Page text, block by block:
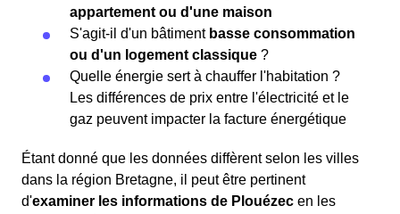
appartement ou d'une maison
S'agit-il d'un bâtiment basse consommation
ou d'un logement classique ?
Quelle énergie sert à chauffer l'habitation ?
Les différences de prix entre l'électricité et le
gaz peuvent impacter la facture énergétique
Étant donné que les données diffèrent selon les villes
dans la région Bretagne, il peut être pertinent
d'examiner les informations de Plouézec en les